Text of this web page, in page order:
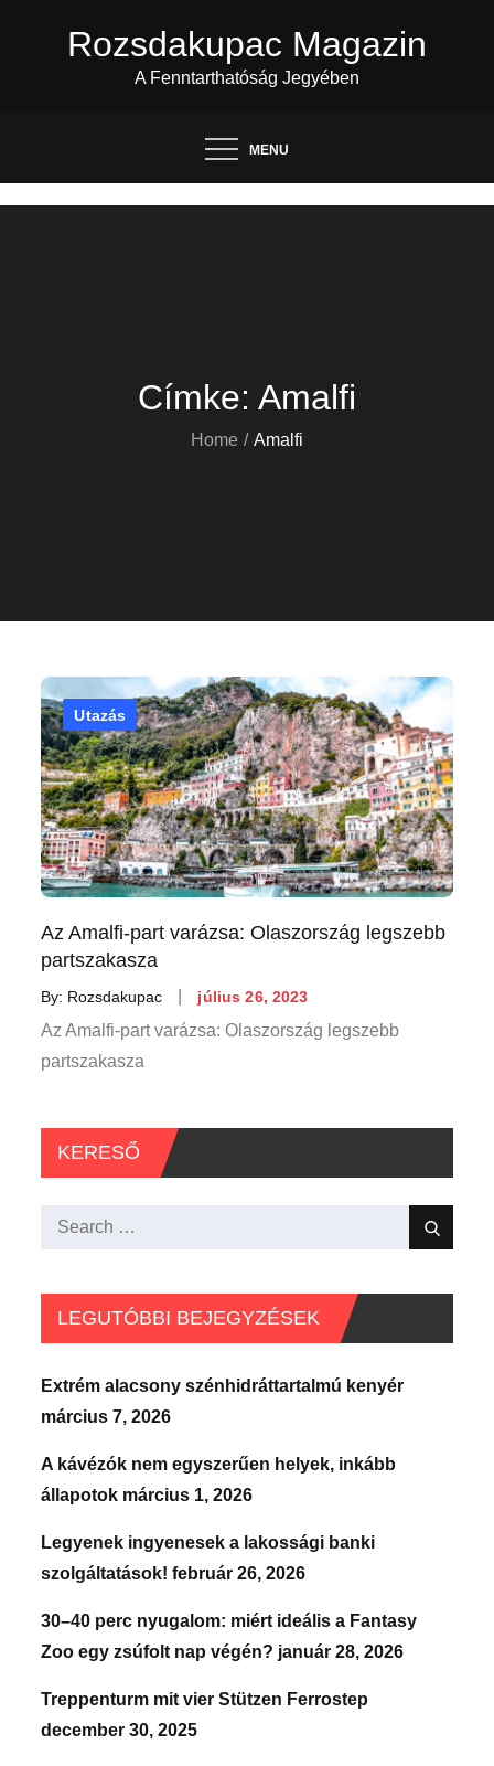
Rozsdakupac Magazin
A Fenntarthatóság Jegyében
MENU
Címke: Amalfi
Home Amalfi
Utazás
Az Amalfi-part varázsa: Olaszország legszebb
partszakasza
By: Rozsdakupac
Posted
on
július 26, 2023
Az Amalfi-part varázsa: Olaszország legszebb
partszakasza
KERESŐ
Search
Search
LEGUTÓBBI BEJEGYZÉSEK
Extrém alacsony szénhidráttartalmú kenyér
március 7, 2026
A kávézók nem egyszerűen helyek, inkább
állapotok március 1, 2026
Legyenek ingyenesek a lakossági banki
szolgáltatások! február 26, 2026
30–40 perc nyugalom: miért ideális a Fantasy
Zoo egy zsúfolt nap végén? január 28, 2026
Treppenturm mit vier Stützen Ferrostep
december 30, 2025